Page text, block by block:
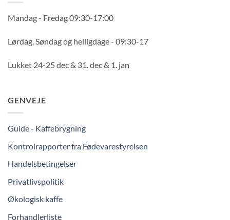
Mandag - Fredag 09:30-17:00
Lørdag, Søndag og helligdage - 09:30-17
Lukket 24-25 dec & 31. dec & 1. jan
GENVEJE
Guide - Kaffebrygning
Kontrolrapporter fra Fødevarestyrelsen
Handelsbetingelser
Privatlivspolitik
Økologisk kaffe
Forhandlerliste